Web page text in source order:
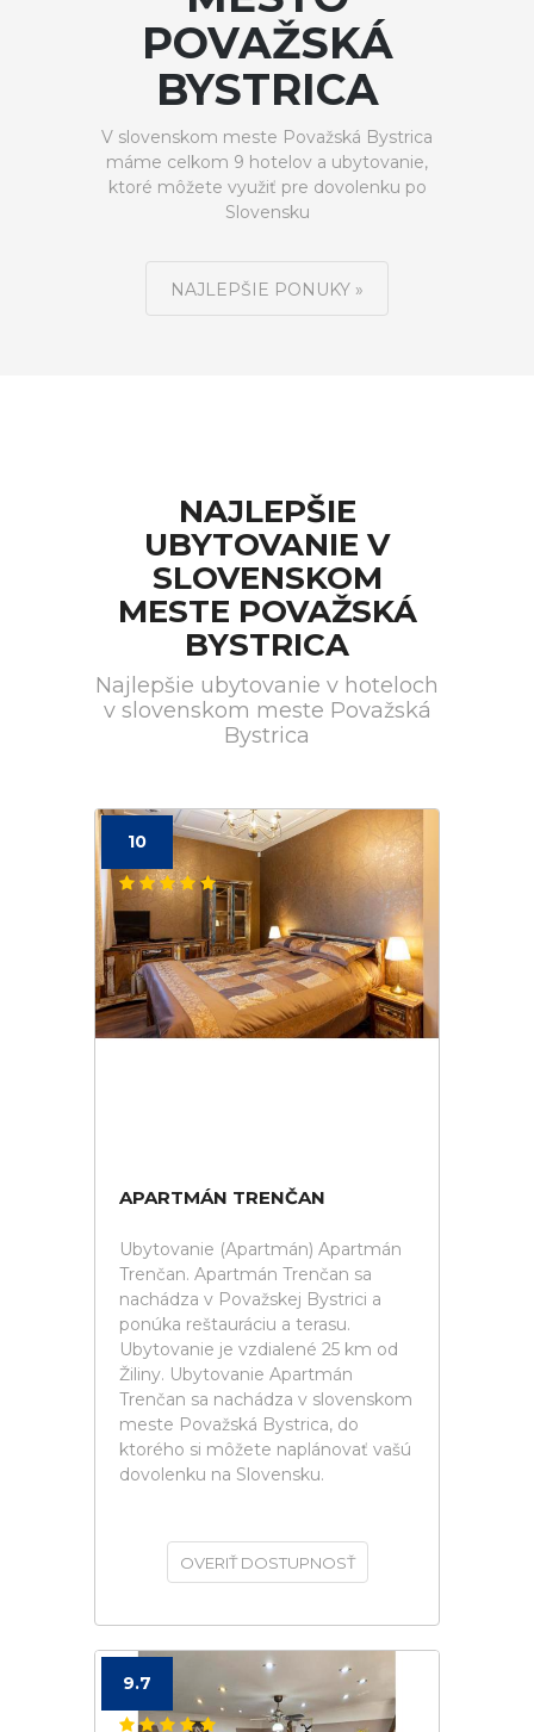
POVAŽSKÁ
BYSTRICA
V slovenskom meste Považská Bystrica
máme celkom 9 hotelov a ubytovanie,
ktoré môžete využiť pre dovolenku po
Slovensku
NAJLEPŠIE PONUKY »
NAJLEPŠIE
UBYTOVANIE V
SLOVENSKOM
MESTE POVAŽSKÁ
BYSTRICA
Najlepšie ubytovanie v hoteloch
v slovenskom meste Považská
Bystrica
10
APARTMÁN TRENČAN
Ubytovanie (Apartmán) Apartmán
Trenčan. Apartmán Trenčan sa
nachádza v Považskej Bystrici a
ponúka reštauráciu a terasu.
Ubytovanie je vzdialené 25 km od
Žiliny. Ubytovanie Apartmán
Trenčan sa nachádza v slovenskom
meste Považská Bystrica, do
ktorého si môžete naplánovať vašú
dovolenku na Slovensku.
OVERIŤ DOSTUPNOSŤ
9.7